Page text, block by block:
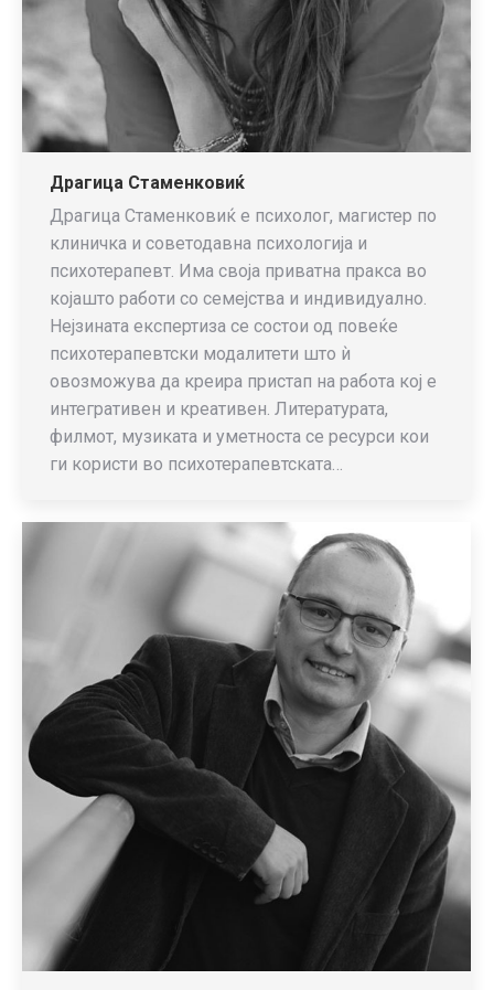
Драгица Стаменковиќ
Драгица Стаменковиќ е психолог, магистер по
клиничка и советодавна психологија и
психотерапевт. Има своја приватна пракса во
којашто работи со семејства и индивидуално.
Нејзината експертиза се состои од повеќе
психотерапевтски модалитети што ѝ
овозможува да креира пристап на работа кој е
интегративен и креативен. Литературата,
филмот, музиката и уметноста се ресурси кои
ги користи во психотерапевтската…